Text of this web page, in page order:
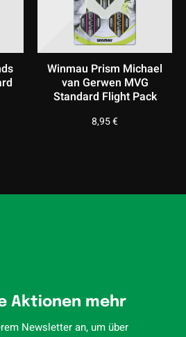
Winmau Prism Michael
van Gerwen MVG
Standard Flight Pack
8,95€
Aktionen mehr
Newsletter an, um über